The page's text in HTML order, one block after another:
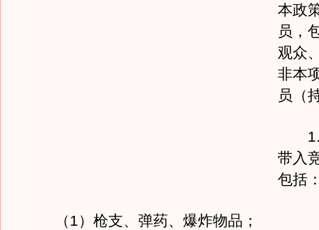
本政
员，
观众
非本
员（
1.
带入
包括
（1）枪支、弹药、爆炸物品；